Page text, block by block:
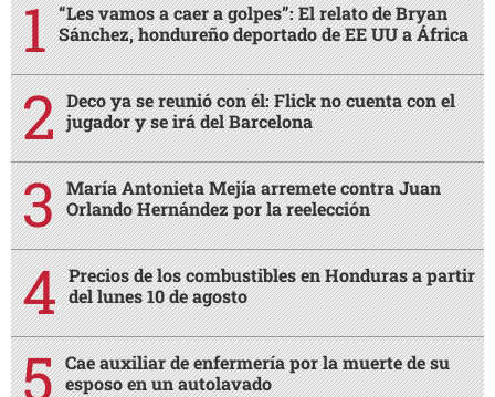
“Les vamos a caer a golpes”: El relato de Bryan
Sánchez, hondureño deportado de EE UU a África
Deco ya se reunió con él: Flick no cuenta con el
jugador y se irá del Barcelona
María Antonieta Mejía arremete contra Juan
Orlando Hernández por la reelección
Precios de los combustibles en Honduras a partir
del lunes 10 de agosto
Cae auxiliar de enfermería por la muerte de su
esposo en un autolavado